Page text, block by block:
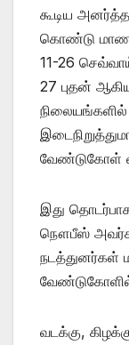
கூடிய
கொண்டு
11-26
27 புதன்
நிலையங்களில்
வேண்டுகோள்
இது
நௌபீஸ்
நடத்துனர்கள்
வேண்டுகோளில்
வடக்கு,